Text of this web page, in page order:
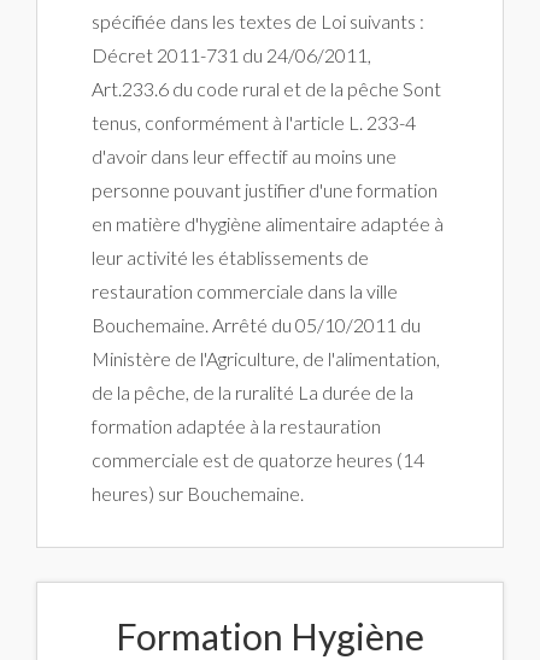
spécifiée dans les textes de Loi suivants :
Décret 2011-731 du 24/06/2011,
Art.233.6 du code rural et de la pêche Sont
tenus, conformément à l'article L. 233-4
d'avoir dans leur effectif au moins une
personne pouvant justifier d'une formation
en matière d'hygiène alimentaire adaptée à
leur activité les établissements de
restauration commerciale dans la ville
Bouchemaine. Arrêté du 05/10/2011 du
Ministère de l'Agriculture, de l'alimentation,
de la pêche, de la ruralité La durée de la
formation adaptée à la restauration
commerciale est de quatorze heures (14
heures) sur Bouchemaine.
Formation Hygiène